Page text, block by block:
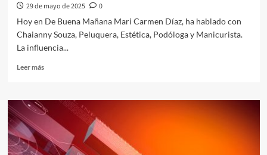
29 de mayo de 2025
0
Hoy en De Buena Mañana Mari Carmen Díaz, ha hablado con
Chaianny Souza, Peluquera, Estética, Podóloga y Manicurista.
La influencia...
Leer más